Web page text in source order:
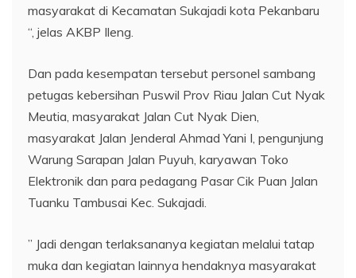
masyarakat di Kecamatan Sukajadi kota Pekanbaru
“, jelas AKBP Ileng.
Dan pada kesempatan tersebut personel sambang
petugas kebersihan Puswil Prov Riau Jalan Cut Nyak
Meutia, masyarakat Jalan Cut Nyak Dien,
masyarakat Jalan Jenderal Ahmad Yani I, pengunjung
Warung Sarapan Jalan Puyuh, karyawan Toko
Elektronik dan para pedagang Pasar Cik Puan Jalan
Tuanku Tambusai Kec. Sukajadi.
” Jadi dengan terlaksananya kegiatan melalui tatap
muka dan kegiatan lainnya hendaknya masyarakat